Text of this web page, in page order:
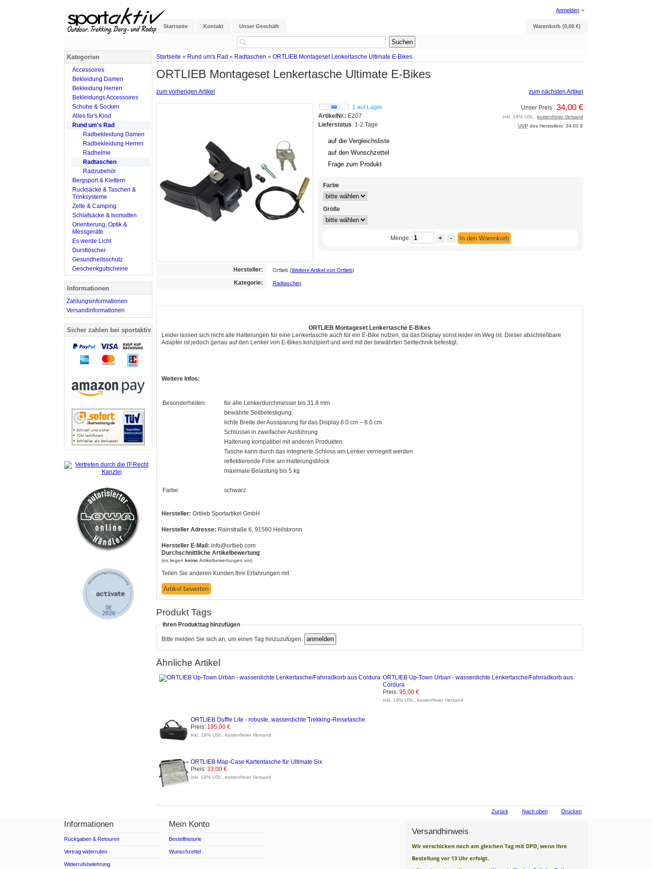
Startseite Kontakt Unser Geschäft Warenkorb (0,00 €)
Anmelden
Startseite » Rund um's Rad » Radtaschen » ORTLIEB Montageset Lenkertasche Ultimate E-Bikes
ORTLIEB Montageset Lenkertasche Ultimate E-Bikes
zum vorherigen Artikel zum nächsten Artikel
1 auf Lager
ArtikelNr.: E207
Lieferstatus: 1-2 Tage
auf die Vergleichsliste
auf den Wunschzettel
Frage zum Produkt
Unser Preis : 34,00 €
inkl. 19% USt., kostenfreier Versand
UVP des Herstellers: 34,00 €
Farbe
Größe
Menge: + - In den Warenkorb
Hersteller: Ortlieb (Weitere Artikel von Ortlieb)
Kategorie: Radtaschen
ORTLIEB Montageset Lenkertasche E-Bikes
Leider lassen sich nicht alle Halterungen für eine Lenkertasche auch für ein E-Bike nutzen, da das Display sonst leider im Weg ist. Dieser abschließbare
Adapter ist jedoch genau auf den Lenker von E-Bikes konzipiert und wird mit der bewährten Seiltechnik befestigt.
Weitere Infos:
Besonderheiten:
für alle Lenkerdurchmesser bis 31.8 mm
bewährte Seilbefestigung
lichte Breite der Aussparung für das Display 6.0 cm – 8.0 cm
Schlüssel in zweifacher Ausführung
Halterung kompatibel mit anderen Produkten
Tasche kann durch das integrierte Schloss am Lenker verriegelt werden
reflektierende Folie am Halterungsblock
maximale Belastung bis 5 kg
Farbe: schwarz
Hersteller: Ortlieb Sportartikel GmbH
Hersteller Adresse: Rainstraße 6, 91560 Heilsbronn
Hersteller E-Mail: info@ortlieb.com
Durchschnittliche Artikelbewertung:
(es liegen keine Artikelbewertungen vor)
Teilen Sie anderen Kunden Ihre Erfahrungen mit
Produkt Tags
Ihren Produkttag hinzufügen
Bitte melden Sie sich an, um einen Tag hinzuzufügen.
Ähnliche Artikel
ORTLIEB Up-Town Urban - wasserdichte Lenkertasche/Fahrradkorb aus
Cordura
Preis: 95,00 €
inkl. 19% USt., kostenfreier Versand
ORTLIEB Duffle Lite - robuste, wasserdichte Trekking-Reisetasche
Preis: 195,00 €
inkl. 19% USt., kostenfreier Versand
ORTLIEB Map-Case Kartentasche für Ultimate Six
Preis: 33,00 €
inkl. 19% USt., kostenfreier Versand
Zurück Nach oben Drucken
Kategorien
Accessoires
Bekleidung Damen
Bekleidung Herren
Bekleidungs Accessoires
Schuhe & Socken
Alles für's Kind
Rund um's Rad
Radbekleidung Damen
Radbekleidung Herren
Radhelme
Radtaschen
Radzubehör
Bergsport & Klettern
Rucksäcke & Taschen &
Trinksysteme
Zelte & Camping
Schlafsäcke & Isomatten
Orientierung, Optik &
Messgeräte
Es werde Licht
Durstlöscher
Gesundheitsschutz
Geschenkgutscheine
Informationen
Zahlungsinformationen
Versandinformationen
Sicher zahlen bei sportaktiv
Informationen
Rückgaben & Retouren
Vertrag widerrufen
Widerrufsbelehrung
Mein Konto
Bestellhistorie
Wunschzettel
Versandhinweis
Wir verschicken noch am gleichen Tag mit DPD, wenn Ihre
Bestellung vor 13 Uhr erfolgt.